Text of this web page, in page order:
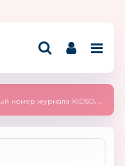
KIDSOBOZ 2025 (сентябрь)